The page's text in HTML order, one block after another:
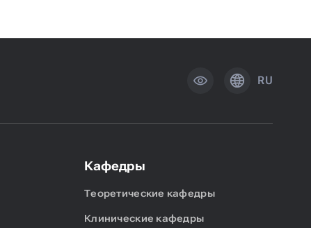
RU
Кафедры
Теоретические кафедры
Клинические кафедры